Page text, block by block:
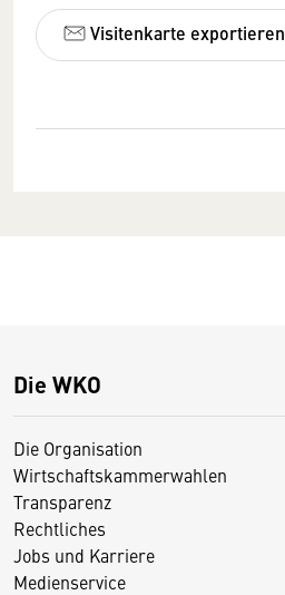
Visitenkarte exportieren
Die WKO
Die Organisation
Wirtschaftskammerwahlen
Transparenz
Rechtliches
Jobs und Karriere
Medienservice